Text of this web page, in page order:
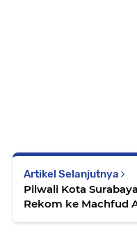
Artikel Selanjutnya
Pilwali Kota
Rekom ke Machfud